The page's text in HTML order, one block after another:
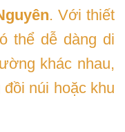
. Với thiết
thể dễ dàng di
khác nhau,
núi hoặc khu